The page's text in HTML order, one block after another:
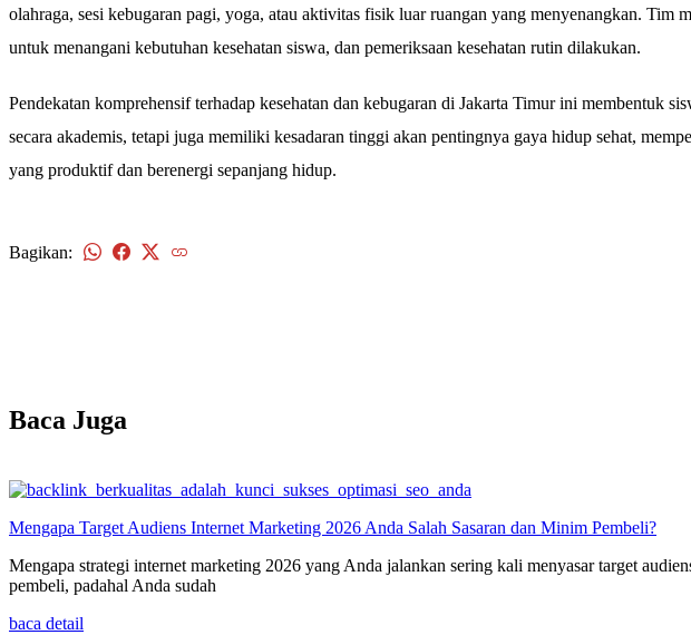
olahraga, sesi kebugaran pagi, yoga, atau aktivitas fisik luar ruangan yang menyenangkan. Tim
untuk menangani kebutuhan kesehatan siswa, dan pemeriksaan kesehatan rutin dilakukan.
Pendekatan komprehensif terhadap kesehatan dan kebugaran di Jakarta Timur ini membentuk
secara akademis, tetapi juga memiliki kesadaran tinggi akan pentingnya gaya hidup sehat,
yang produktif dan berenergi sepanjang hidup.
Bagikan:
Baca Juga
Mengapa Target Audiens Internet Marketing 2026 Anda Salah Sasaran dan Minim Pembeli?
Mengapa strategi internet marketing 2026 yang Anda jalankan sering kali menyasar target
pembeli, padahal Anda sudah
baca detail